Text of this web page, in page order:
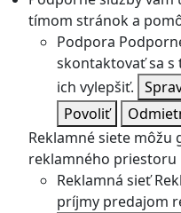
tímom stránok a
Podpora
skontaktovať sa
ich vylepšiť.
Povoliť
Reklamné siete
reklamného priestoru
Reklamná sieť
príjmy predajom